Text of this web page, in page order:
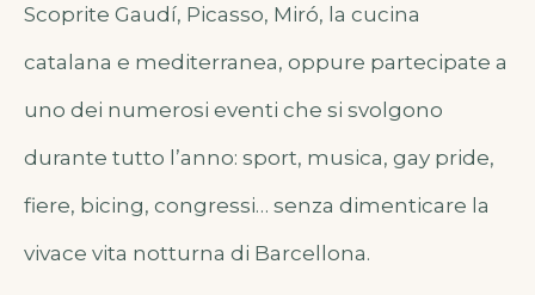
Scoprite Gaudí, Picasso, Miró, la cucina
catalana e mediterranea, oppure partecipate a
uno dei numerosi eventi che si svolgono
durante tutto l’anno: sport, musica, gay pride,
fiere, bicing, congressi… senza dimenticare la
vivace vita notturna di Barcellona.